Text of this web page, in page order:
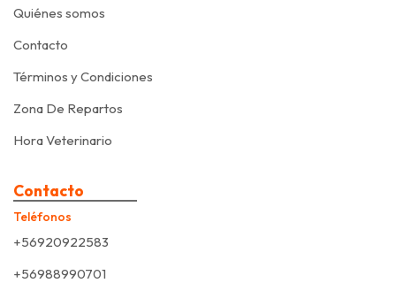
Quiénes somos
Contacto
Términos y Condiciones
Zona De Repartos
Hora Veterinario
Contacto
Teléfonos
+56920922583
+56988990701